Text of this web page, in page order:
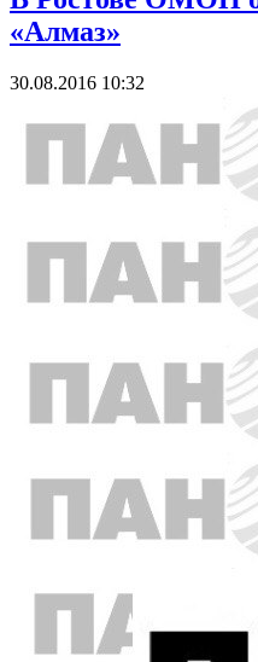
«Алмаз»
30.08.2016 10:32